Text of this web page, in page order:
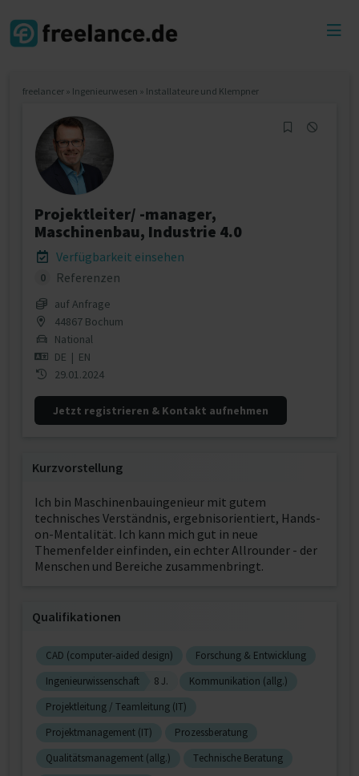
freelancer » Ingenieurwesen » Installateure und Klempner
Projektleiter/ -manager,
Maschinenbau, Industrie 4.0
Verfügbarkeit einsehen
0 Referenzen
auf Anfrage
44867 Bochum
National
DE | EN
29.01.2024
Jetzt registrieren & Kontakt aufnehmen
Kurzvorstellung
Ich bin Maschinenbauingenieur mit gutem
technisches Verständnis, ergebnisorientiert, Hands-
on-Mentalität. Ich kann mich gut in neue
Themenfelder einfinden, ein echter Allrounder - der
Menschen und Bereiche zusammenbringt.
Qualifikationen
CAD (computer-aided design)
Forschung & Entwicklung
Ingenieurwissenschaft
8 J.
Kommunikation (allg.)
Projektleitung / Teamleitung (IT)
Projektmanagement (IT)
Prozessberatung
Qualitätsmanagement (allg.)
Technische Beratung